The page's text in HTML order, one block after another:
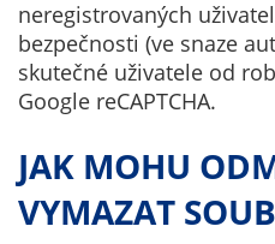
neregistrovaných
bezpečnosti (ve snaze
skutečné uživatele od
Google reCAPTCHA.
JAK MOHU
VYMAZAT
Personalizované
soubory cookie
Používáme rovněž
soubory cookie a
další technologie,
abychom